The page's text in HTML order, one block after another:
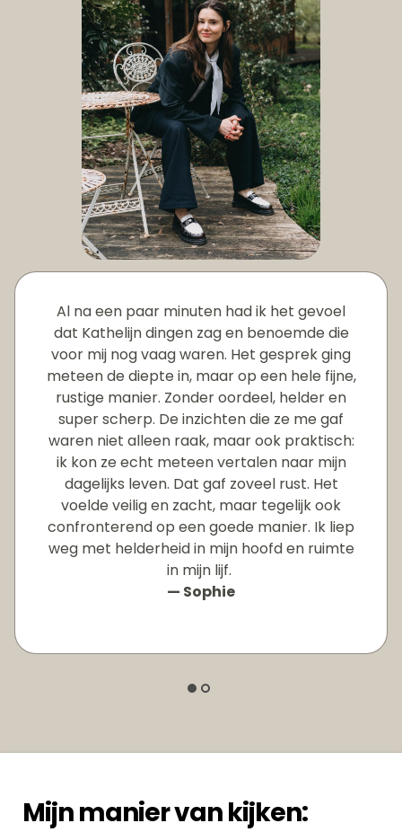
Al na een paar minuten had ik het gevoel
dat Kathelijn dingen zag en benoemde die
voor mij nog vaag waren. Het gesprek ging
meteen de diepte in, maar op een hele fijne,
rustige manier. Zonder oordeel, helder en
super scherp. De inzichten die ze me gaf
waren niet alleen raak, maar ook praktisch:
ik kon ze echt meteen vertalen naar mijn
dagelijks leven. Dat gaf zoveel rust. Het
voelde veilig en zacht, maar tegelijk ook
confronterend op een goede manier. Ik liep
weg met helderheid in mijn hoofd en ruimte
in mijn lijf.
— Sophie
Mijn manier van kijken: